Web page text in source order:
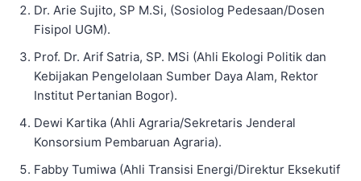
Dr. Arie Sujito, SP M.Si, (Sosiolog Pedesaan/Dosen
Fisipol UGM).
Prof. Dr. Arif Satria, SP. MSi (Ahli Ekologi Politik dan
Kebijakan Pengelolaan Sumber Daya Alam, Rektor
Institut Pertanian Bogor).
Dewi Kartika (Ahli Agraria/Sekretaris Jenderal
Konsorsium Pembaruan Agraria).
Fabby Tumiwa (Ahli Transisi Energi/Direktur Eksekutif